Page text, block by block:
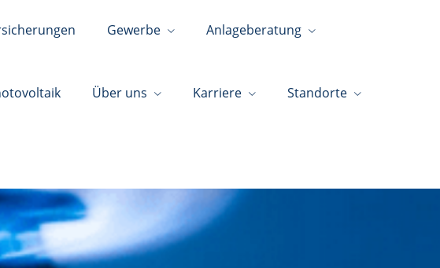
Gewerbe Anlageberatung
Über uns Karriere Standorte